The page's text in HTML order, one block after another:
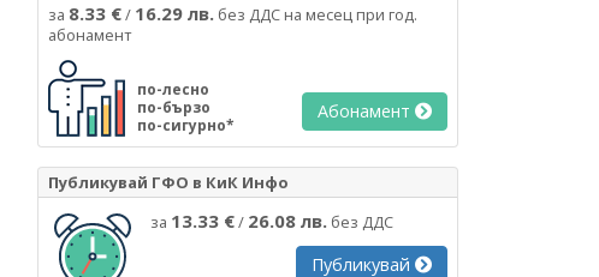
за 8.33 €/ 16.29 лв. без ДДС на месец при год.
абонамент
по-лесно
по-бързо
по-сигурно*
Абонамент
Публикувай ГФО в КиК Инфо
за 13.33 €/ 26.08 лв. без ДДС
Публикувай